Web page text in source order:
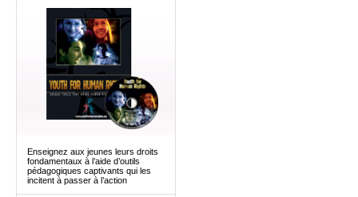
Enseignez aux jeunes leurs droits
fondamentaux à l’aide d’outils
pédagogiques captivants qui les
incitent à passer à l’action